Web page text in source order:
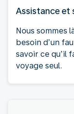
Assistance et
Nous sommes
besoin d’un
savoir ce qu’il
voyage seul.